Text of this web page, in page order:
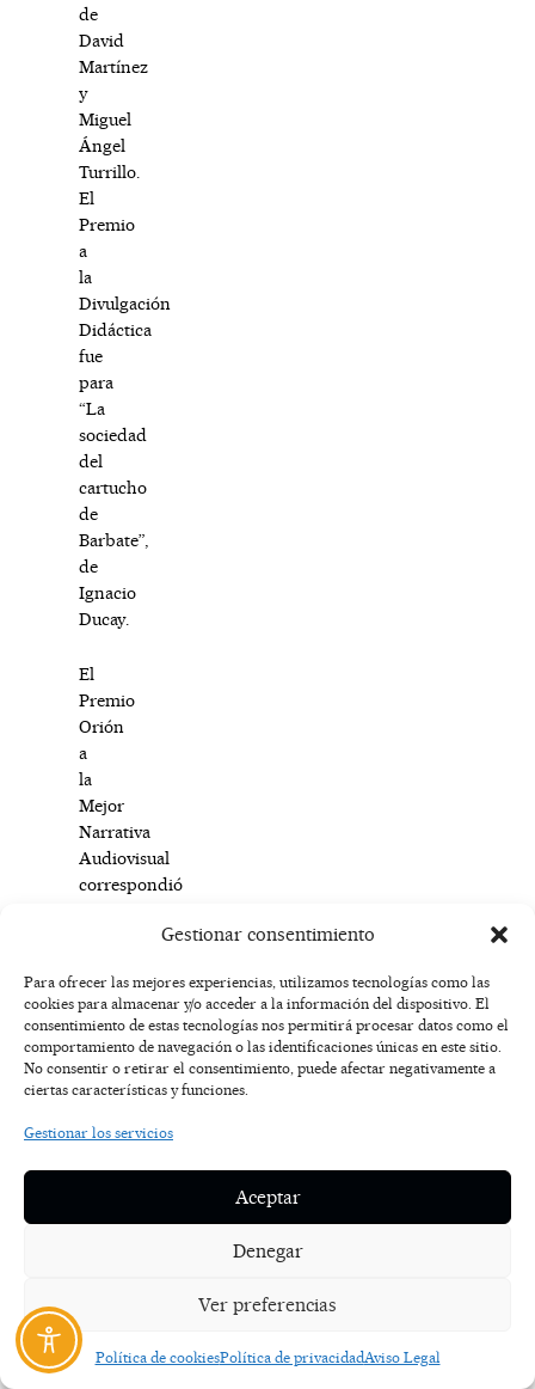
Gestionar consentimiento
Para ofrecer las mejores experiencias, utilizamos tecnologías como las
cookies para almacenar y/o acceder a la información del dispositivo. El
consentimiento de estas tecnologías nos permitirá procesar datos como el
comportamiento de navegación o las identificaciones únicas en este sitio.
No consentir o retirar el consentimiento, puede afectar negativamente a
ciertas características y funciones.
Gestionar los servicios
Aceptar
Denegar
Ver preferencias
Política de cookiesPolítica de privacidadAviso Legal
de
David
Martínez
y
Miguel
Ángel
Turrillo.
El
Premio
a
la
Divulgación
Didáctica
fue
para
“La
sociedad
del
cartucho
de
Barbate”,
de
Ignacio
Ducay.
El
Premio
Orión
a
la
Mejor
Narrativa
Audiovisual
correspondió
la
Torriente
por
“Doctorado
en
punto
rojo.
Búfalo”,
Mejor
Postproducción